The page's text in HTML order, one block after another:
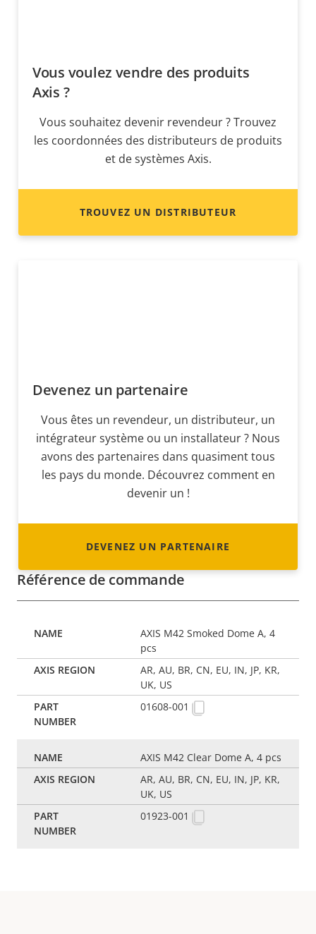
Vous voulez vendre des produits
Axis ?
Vous souhaitez devenir revendeur ? Trouvez
les coordonnées des distributeurs de produits
et de systèmes Axis.
TROUVEZ UN DISTRIBUTEUR
Devenez un partenaire
Vous êtes un revendeur, un distributeur, un
intégrateur système ou un installateur ? Nous
avons des partenaires dans quasiment tous
les pays du monde. Découvrez comment en
devenir un !
DEVENEZ UN PARTENAIRE
Référence de commande
AXIS M42 Smoked Dome A, 4
pcs
AR, AU, BR, CN, EU, IN, JP, KR,
UK, US
01608-001
AXIS M42 Clear Dome A, 4 pcs
AR, AU, BR, CN, EU, IN, JP, KR,
UK, US
01923-001